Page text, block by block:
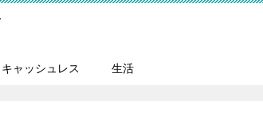
キャッシュレス 生活